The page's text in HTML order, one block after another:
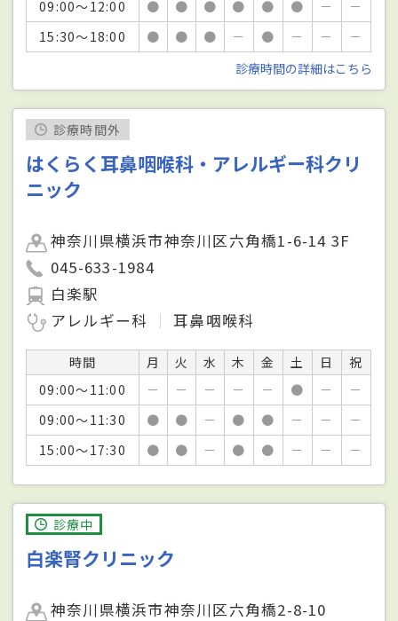
09:00～12:00 ● ● ● ● ● ● －
－
15:30～18:00
● ● ● － ● － －
－
診療時間の詳細はこちら
診療時間外
はくらく耳鼻咽喉科・アレルギー科クリ
ニック
神奈川県横浜市神奈川区六角橋1-6-14 3F
045-633-1984
白楽駅
アレルギー科
耳鼻咽喉科
時間 月 火 水 木 金 土 日
祝
09:00～11:00
－ － － － － ● －
－
09:00～11:30
● ● － ● ● － －
－
15:00～17:30
● ● － ● ● － － －
診療中
白楽腎クリニック
神奈川県横浜市神奈川区六角橋2-8-10